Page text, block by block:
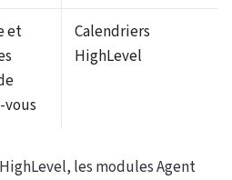
et
vous
Calendriers
HighLevel
les modules Agent